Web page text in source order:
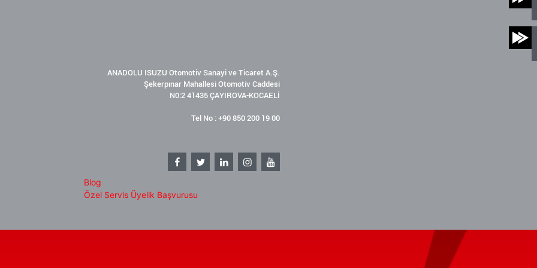
ANADOLU ISUZU Otomotiv Sanayi ve Ticaret A.Ş.
Şekerpınar Mahallesi Otomotiv Caddesi
N0:2 41435 ÇAYIROVA-KOCAELİ
Tel No : +90 850 200 19 00
Blog
Özel Servis Üyelik Başvurusu